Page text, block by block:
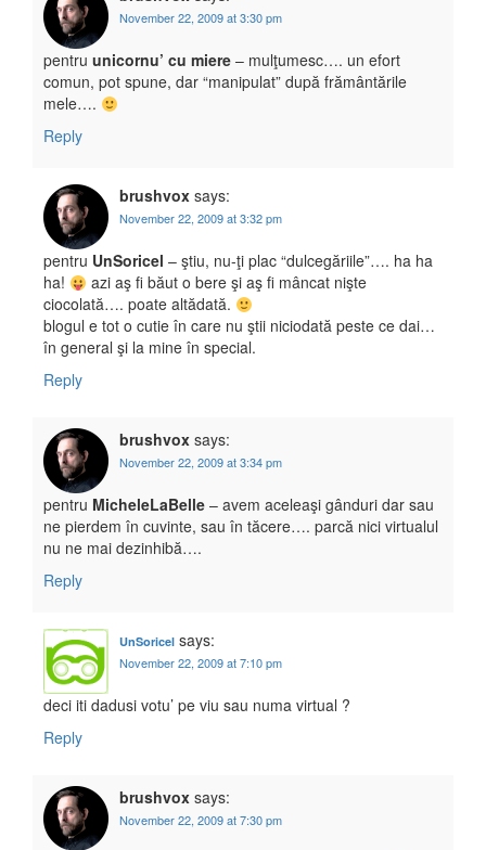
November 22, 2009 at 3:30 pm
pentru unicornu’ cu miere – mulţumesc…. un efort
comun, pot spune, dar “manipulat” după frământările
mele….
Reply
brushvox says:
November 22, 2009 at 3:32 pm
pentru UnSoricel – ştiu, nu-ţi plac “dulcegăriile”…. ha ha
ha!
azi aş fi băut o bere şi aş fi mâncat nişte
ciocolată…. poate altădată.
blogul e tot o cutie în care nu ştii niciodată peste ce dai…
în general şi la mine în special.
Reply
brushvox says:
November 22, 2009 at 3:34 pm
pentru MicheleLaBelle – avem aceleaşi gânduri dar sau
ne pierdem în cuvinte, sau în tăcere…. parcă nici virtualul
nu ne mai dezinhibă….
Reply
UnSoricel says:
November 22, 2009 at 7:10 pm
deci iti dadusi votu’ pe viu sau numa virtual ?
Reply
brushvox says:
November 22, 2009 at 7:30 pm